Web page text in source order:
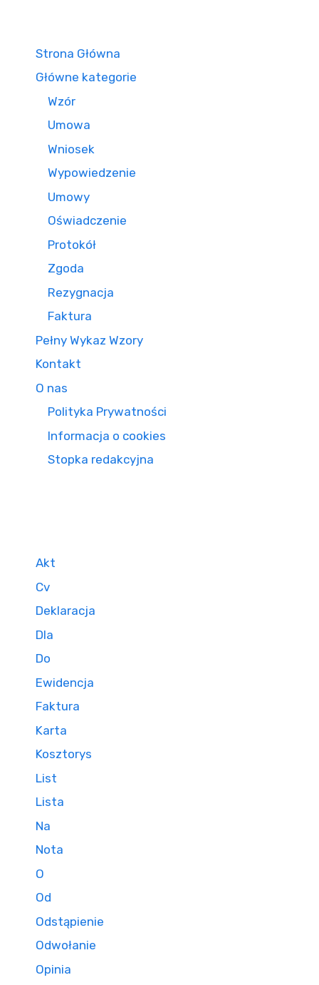
Strona Główna
Główne kategorie
Wzór
Umowa
Wniosek
Wypowiedzenie
Umowy
Oświadczenie
Protokół
Zgoda
Rezygnacja
Faktura
Pełny Wykaz Wzory
Kontakt
O nas
Polityka Prywatności
Informacja o cookies
Stopka redakcyjna
Akt
Cv
Deklaracja
Dla
Do
Ewidencja
Faktura
Karta
Kosztorys
List
Lista
Na
Nota
O
Od
Odstąpienie
Odwołanie
Opinia